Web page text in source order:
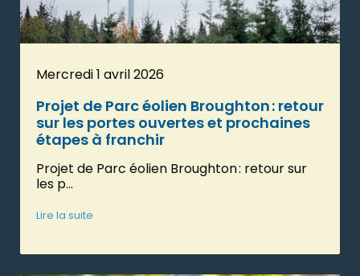
Mercredi 1 avril 2026
Projet de Parc éolien Broughton : retour
sur les portes ouvertes et prochaines
étapes à franchir
Projet de Parc éolien Broughton : retour sur
les p...
Lire la suite